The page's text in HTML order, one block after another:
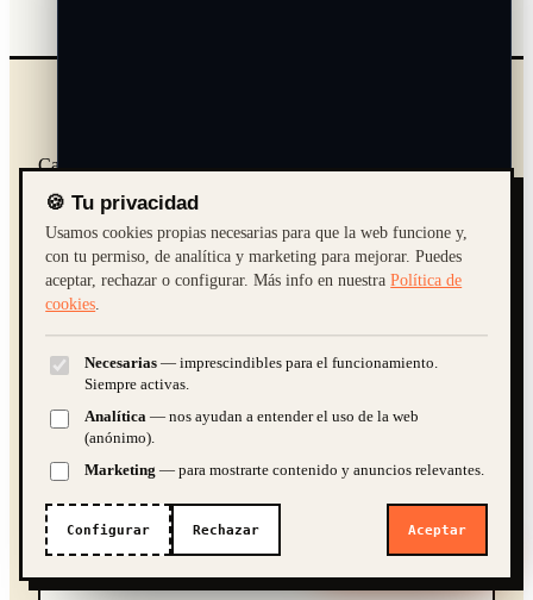
Cap. 11 / Levante Almeriense
También en
Levante.
Otros municipios del Levante donde trabajamos. Si tu
pueblo no aparece, escríbenos — cubrimos toda
Almería.
N.º 01 →
🍪 Tu privacidad
Usamos cookies propias necesarias para que la web funcione y,
con tu permiso, de analítica y marketing para mejorar. Puedes
aceptar, rechazar o configurar. Más info en nuestraPolítica de
cookies.
Necesarias— imprescindibles para el funcionamiento.
Siempre activas.
Analítica— nos ayudan a entender el uso de la web
(anónimo).
Marketing — para mostrarte contenido y anuncios relevantes.
Configurar Rechazar Aceptar
¿Cuánto cuesta una web? Quiero una tienda online
¿SEO y marketing?
IA · demo. Guardamos la conversación para poder atenderte; te atiende
una persona si hace falta.